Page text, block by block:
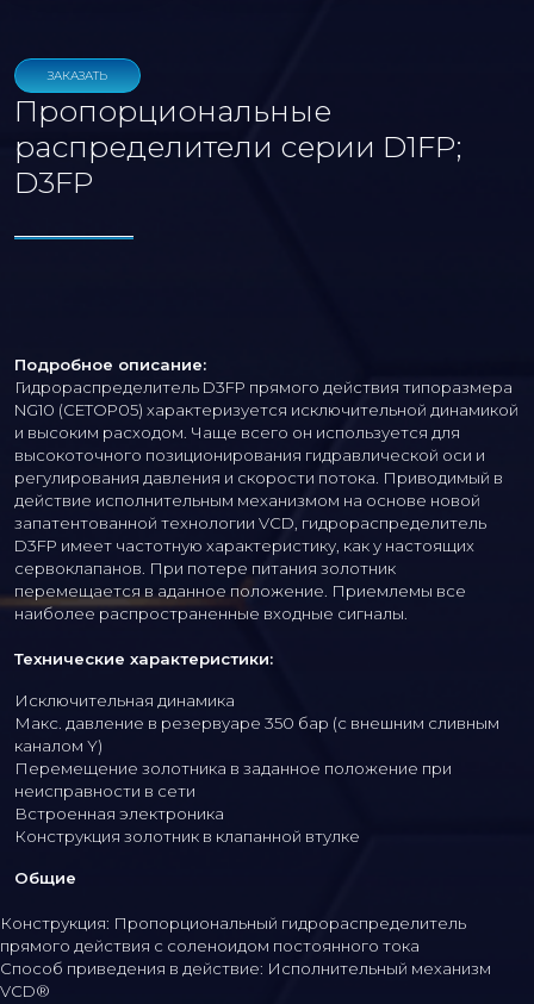
ЗАКАЗАТЬ
Пропорциональные
распределители серии D1FP;
D3FP
Подробное описание:
Гидрораспределитель D3FP прямого действия типоразмера
NG10 (CETOP05) характеризуется исключительной динамикой
и высоким расходом. Чаще всего он используется для
высокоточного позиционирования гидравлической оси и
регулирования давления и скорости потока. Приводимый в
действие исполнительным механизмом на основе новой
запатентованной технологии VCD, гидрораспределитель
D3FP имеет частотную характеристику, как у настоящих
сервоклапанов. При потере питания золотник
перемещается в аданное положение. Приемлемы все
наиболее распространенные входные сигналы.
Технические характеристики:
Исключительная динамика
Макс. давление в резервуаре 350 бар (с внешним сливным
каналом Y)
Перемещение золотника в заданное положение при
неисправности в сети
Встроенная электроника
Конструкция золотник в клапанной втулке
Общие
Конструкция: Пропорциональный гидрораспределитель
прямого действия с соленоидом постоянного тока
Способ приведения в действие: Исполнительный механизм
VCD®